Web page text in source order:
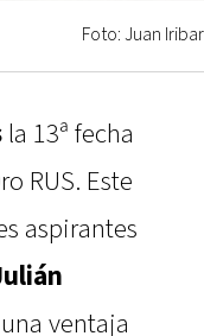
Foto: Juan
la 13ª fecha
RUS. Este
aspirantes
ventaja